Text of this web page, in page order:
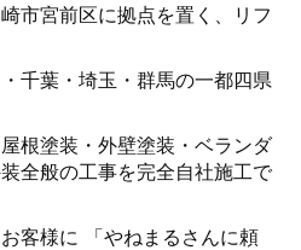
市宮前区に拠点を置く、リフ
千葉・埼玉・群馬の一都四県
根塗装・外壁塗装・ベランダ
全般の工事を完全自社施工で
客様に 「やねまるさんに頼